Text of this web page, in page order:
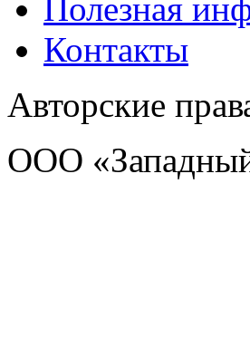
Полезная
Контакты
Авторские
ООО